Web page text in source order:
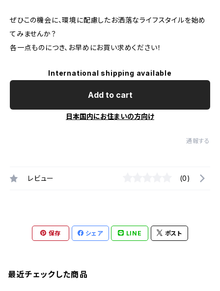
ぜひこの機会に、環境に配慮したお洒落なライフスタイルを始め
てみませんか？
各一点ものにつき、お早めにお買い求めください！
International shipping available
Add to cart
日本国内にお住まいの方向け
通報する
レビュー (0)
保存 シェア LINE ポスト
最近チェックした商品